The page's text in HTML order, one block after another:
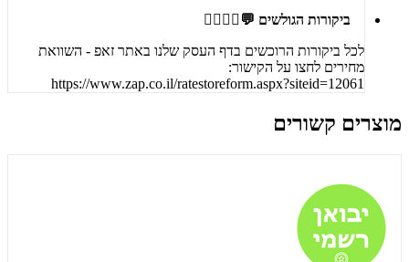
ביקורות הגולשים 💬🙋‍♀️🙋‍♂️
לכל ביקורות הרוכשים בדף העסק שלנו באתר זאפ - השוואת
מחירים לחצו על הקישור:
https://www.zap.co.il/ratestoreform.aspx?siteid=12061
מוצרים קשורים